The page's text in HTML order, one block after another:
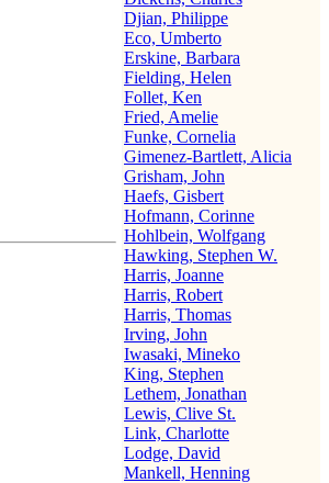
Djian, Philippe
Eco, Umberto
Erskine, Barbara
Fielding, Helen
Follet, Ken
Fried, Amelie
Funke, Cornelia
Gimenez-Bartlett, Alicia
Grisham, John
Haefs, Gisbert
Hofmann, Corinne
Hohlbein, Wolfgang
Hawking, Stephen W.
Harris, Joanne
Harris, Robert
Harris, Thomas
Irving, John
Iwasaki, Mineko
King, Stephen
Lethem, Jonathan
Lewis, Clive St.
Link, Charlotte
Lodge, David
Mankell, Henning